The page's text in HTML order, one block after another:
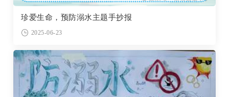
珍爱生命，预防溺水主题手抄报
2025-06-23